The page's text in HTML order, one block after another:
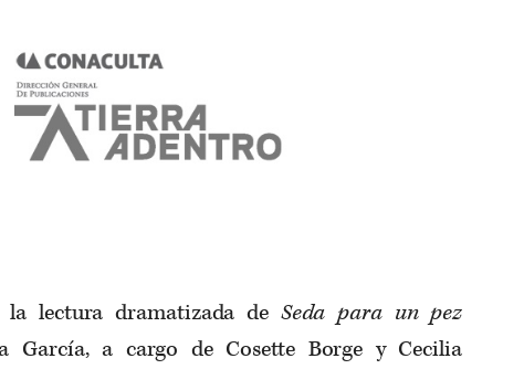
la lectura dramatizada de Seda para un pez
García, a cargo de Cosette Borge y Cecilia